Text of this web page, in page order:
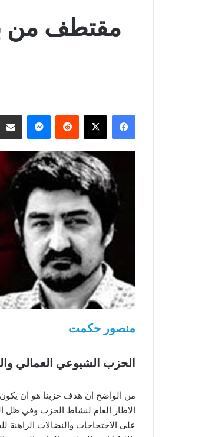
مقتطف من
فيسبوك ‫X ماسنجر
منصور حكمت
الحزب الشيوعي العمالي
من الواضح ان هدف حزبنا هو ان
الاطار العام لنشاط الحزب وفي ظل
على الاحتجاجات والنضالات الراهنة